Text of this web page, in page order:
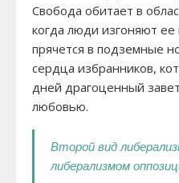
Свобода обитает в
когда люди изгоняют
прячется в подземные
сердца избранников,
дней драгоценный
любовью.
Второй вид
либерализмом